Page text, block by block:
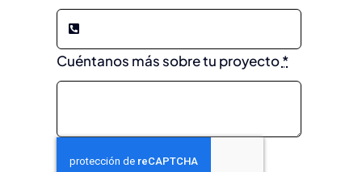
Cuéntanos más sobre tu proyecto*